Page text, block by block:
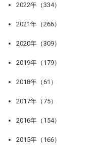
2022年（334）
2021年（266）
2020年（309）
2019年（179）
2018年（61）
2017年（75）
2016年（154）
2015年（166）